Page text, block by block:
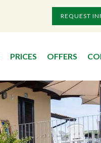
REQUEST
PRICES OFFERS